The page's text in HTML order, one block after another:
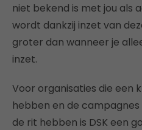
niet bekend is met jou als
wordt dankzij inzet van
groter dan wanneer je
inzet.
Voor organisaties die een
hebben en de
de rit hebben is DSK een